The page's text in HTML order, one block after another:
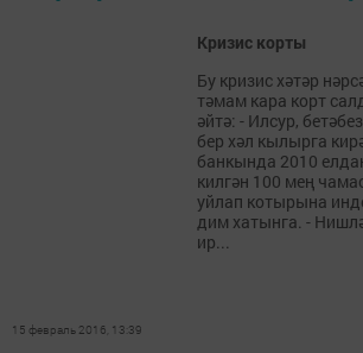
Кризис корты
Бу кризис хәтәр
тәмам кара корт
әйтә: - Илсур,
бер хәл кылырга
банкында 2010
килгән 100 мең
уйлап котырына
дим хатынга. -
ир...
15 февраль 2016, 13:39